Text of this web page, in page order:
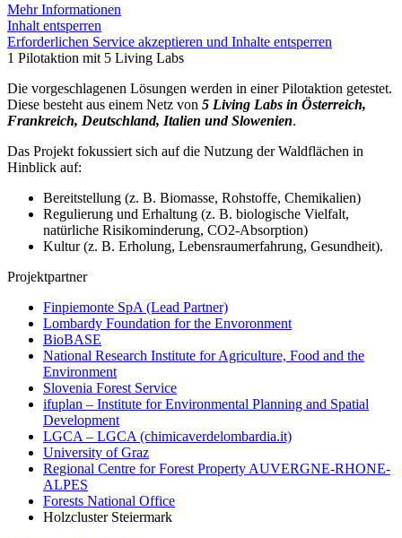
Mehr Informationen
Inhalt entsperren
Erforderlichen Service akzeptieren und Inhalte entsperren
1 Pilotaktion mit 5 Living Labs
Die vorgeschlagenen Lösungen werden in einer Pilotaktion getestet.
Diese besteht aus einem Netz von 5 Living Labs in Österreich,
Frankreich, Deutschland, Italien und Slowenien.
Das Projekt fokussiert sich auf die Nutzung der Waldflächen in
Hinblick auf:
Bereitstellung (z. B. Biomasse, Rohstoffe, Chemikalien)
Regulierung und Erhaltung (z. B. biologische Vielfalt,
natürliche Risikominderung, CO2-Absorption)
Kultur (z. B. Erholung, Lebensraumerfahrung, Gesundheit).
Projektpartner
Finpiemonte SpA (Lead Partner)
Lombardy Foundation for the Envoronment
BioBASE
National Research Institute for Agriculture, Food and the
Environment
Slovenia Forest Service
ifuplan – Institute for Environmental Planning and Spatial
Development
LGCA – LGCA (chimicaverdelombardia.it)
University of Graz
Regional Centre for Forest Property AUVERGNE-RHONE-
ALPES
Forests National Office
Holzcluster Steiermark